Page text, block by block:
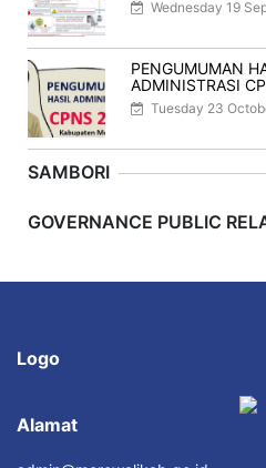
Wednesday 19
PENGUMUMAN
ADMINISTRASI
Tuesday 23
SAMBORI
Previous
GOVERNANCE PUBLIC
Logo
Alamat